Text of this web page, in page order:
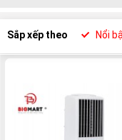
Sắp xếp theo Nổi